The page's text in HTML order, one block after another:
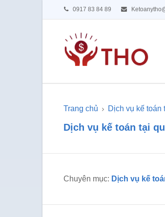
0917 83 84 89
Trang chủ Dịch vụ kế toán
Dịch vụ kế toán tại
Chuyên mục: Dịch vụ kế